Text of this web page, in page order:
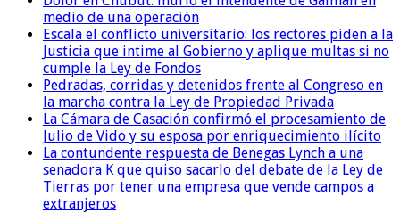
medio de una operación
Escala el conflicto universitario: los rectores piden a la
Justicia que intime al Gobierno y aplique multas si no
cumple la Ley de Fondos
Pedradas, corridas y detenidos frente al Congreso en
la marcha contra la Ley de Propiedad Privada
La Cámara de Casación confirmó el procesamiento de
Julio de Vido y su esposa por enriquecimiento ilícito
La contundente respuesta de Benegas Lynch a una
senadora K que quiso sacarlo del debate de la Ley de
Tierras por tener una empresa que vende campos a
extranjeros